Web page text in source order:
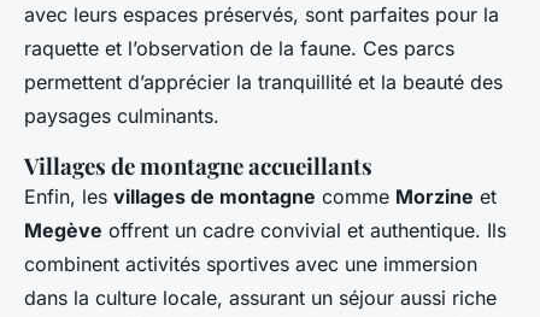
avec leurs espaces préservés, sont parfaites pour la
raquette et l’observation de la faune. Ces parcs
permettent d’apprécier la tranquillité et la beauté des
paysages culminants.
Villages de montagne accueillants
Enfin, les villages de montagne comme Morzine et
Megève offrent un cadre convivial et authentique. Ils
combinent activités sportives avec une immersion
dans la culture locale, assurant un séjour aussi riche